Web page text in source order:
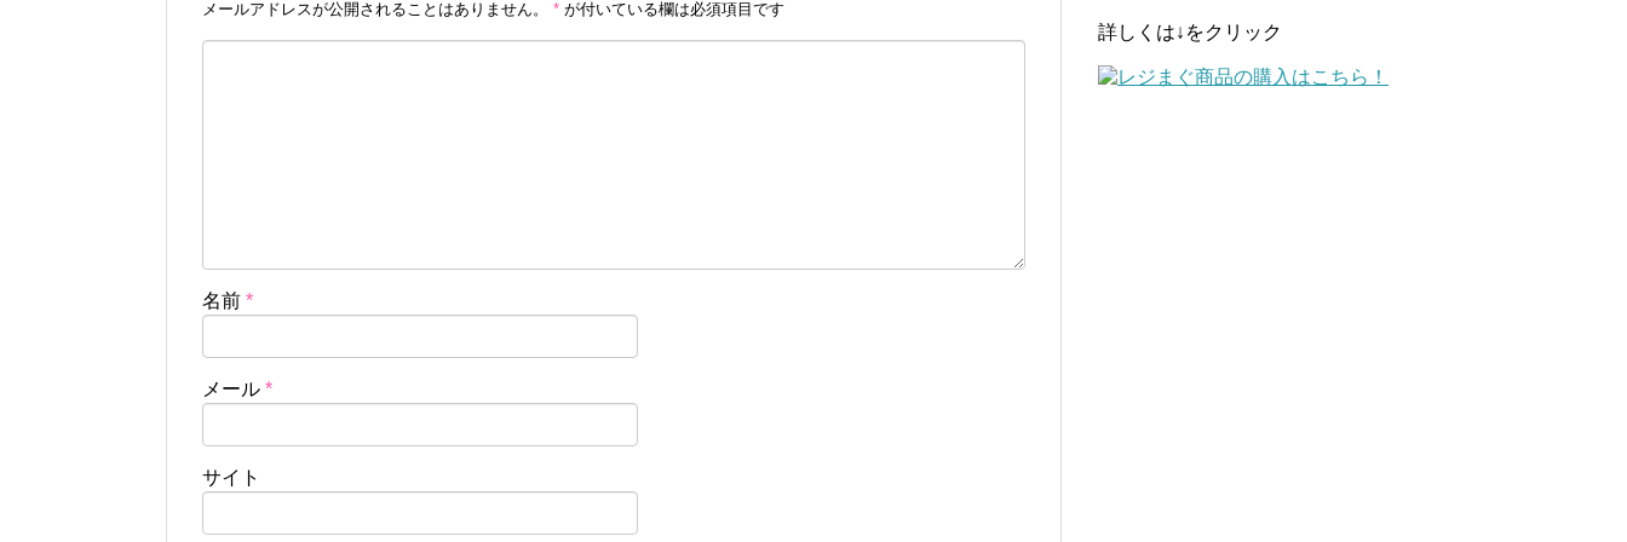
メールアドレスが公開されることはありません。 * が付いている欄は必須項目です
名前 *
メール *
サイト
詳しくは↓をクリック